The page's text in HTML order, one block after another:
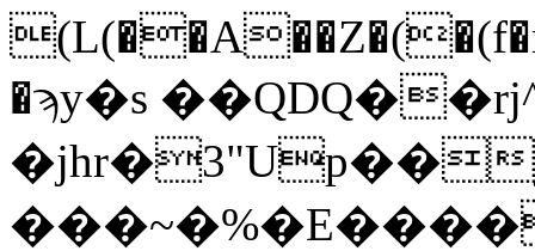
�ϡy�s
�jhr�3"Up��